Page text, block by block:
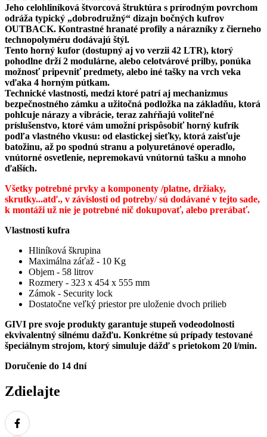
Jeho celohliníková štvorcová štruktúra s prírodným povrchom
odráža typický „dobrodružný“ dizajn bočných kufrov
OUTBACK. Kontrastné hranaté profily a nárazníky z čierneho
technopolyméru dodávajú štýl.
Tento horný kufor (dostupný aj vo verzii 42 LTR), ktorý
pohodlne drží 2 modulárne, alebo celotvárové prilby, ponúka
možnosť pripevniť predmety, alebo iné tašky na vrch veka
vďaka 4 horným pútkam.
Technické vlastnosti, medzi ktoré patrí aj mechanizmus
bezpečnostného zámku a užitočná podložka na základňu, ktorá
pohlcuje nárazy a vibrácie, teraz zahŕňajú voliteľné
príslušenstvo, ktoré vám umožní prispôsobiť horný kufrík
podľa vlastného vkusu: od elastickej sieťky, ktorá zaisťuje
batožinu, až po spodnú stranu a polyuretánové operadlo,
vnútorné osvetlenie, nepremokavú vnútornú tašku a mnoho
ďalších.
Všetky potrebné prvky a komponenty /platne, držiaky,
skrutky...atď., v závislosti od potreby/ sú dodávané v tejto sade,
k montáži už nie je potrebné nič dokupovať, alebo prerábať.
Vlastnosti kufra
Hliníková škrupina
Maximálna záťaž - 10 Kg
Objem - 58 litrov
Rozmery - 323 x 454 x 555 mm
Zámok - Security lock
Dostatočne veľký priestor pre uloženie dvoch prilieb
GIVI pre svoje produkty garantuje stupeň vodeodolnosti
ekvivalentný silnému dažďu. Konkrétne sú prípady testované
špeciálnym strojom, ktorý simuluje dážď s prietokom 20 l/min.
Doručenie do 14 dní
Zdielajte